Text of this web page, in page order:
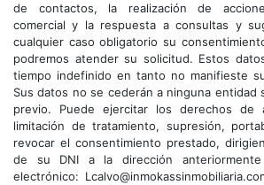
de contactos, la realización de
comercial y la respuesta a consultas y
cualquier caso obligatorio su
podremos atender su solicitud. Estos
tiempo indefinido en tanto no manifieste
Sus datos no se cederán a ninguna entidad
previo. Puede ejercitar los derechos de
limitación de tratamiento, supresión,
revocar el consentimiento prestado,
de su DNI a la dirección
electrónico: